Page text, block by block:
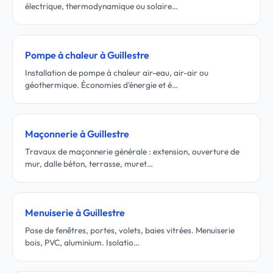
électrique, thermodynamique ou solaire…
Pompe à chaleur à Guillestre
Installation de pompe à chaleur air-eau, air-air ou
géothermique. Économies d'énergie et é…
Maçonnerie à Guillestre
Travaux de maçonnerie générale : extension, ouverture de
mur, dalle béton, terrasse, muret…
Menuiserie à Guillestre
Pose de fenêtres, portes, volets, baies vitrées. Menuiserie
bois, PVC, aluminium. Isolatio…